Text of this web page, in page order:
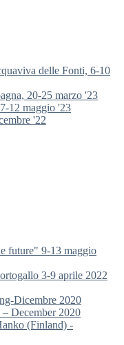
delle Fonti, 6-10
20-25 marzo '23
12 maggio '23
'22
future" 9-13 maggio
3-9 aprile 2022
Dicembre 2020
December 2020
(Finland) -